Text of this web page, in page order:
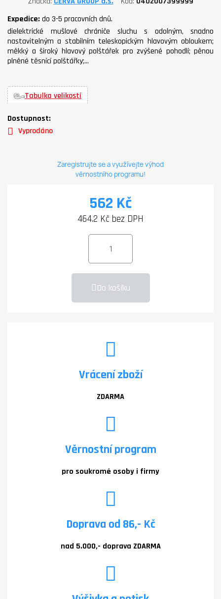
Expedice: do 3-5 pracovních dnů.
dielektrické mušlové chrániče sluchu s odolným, snadno
nastavitelným a stabilním teleskopickým hlavovým obloukem;
měkký a široký hlavový polštářek pro zvýšené pohodlí; pěnou
plněné těsnící polštářky;…
Tabulka velikostí
Dostupnost:
Vyprodáno
Zaregistrujte se a využívejte výhod
věrnostního programu!
562 Kč
464.2 Kč bez DPH
Do košíku
Vrácení zboží
ZDARMA
Věrnostní program
pro soukromé osoby i firmy
Doprava od 86,- Kč
nad 5.000,- doprava ZDARMA